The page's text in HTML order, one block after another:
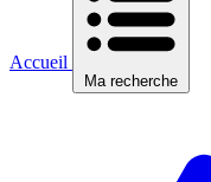
Accueil
Ma recherche